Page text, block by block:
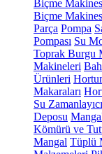
Biçme
Biçme
Parça Pompa
Pompası Su
Toprak Burgu
Makineleri
Ürünleri
Makaraları
Su Zamanlayıcı
Deposu
Kömürü ve
Mangal Tüplü